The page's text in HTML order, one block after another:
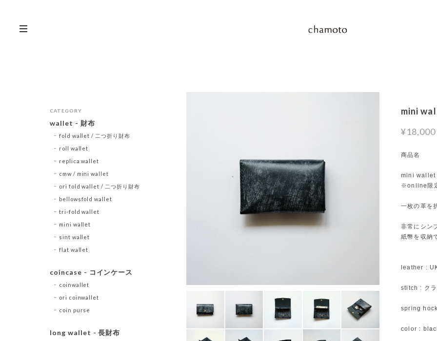
mini
¥18,000
商品名
mini wallet
※online限
一枚の革を
非常にシン
紙幣を収納
leather :
stitch : クラ
spring
color :
CATEGORY
wallet - 財布
fold wallet / 二つ折り財布
roll wallet
replica wallet
cmw / mini wallet
ori fold wallet / 二つ折り財布
bellowsfold wallet
tri-fold wallet
mini wallet
sint wallet
flat wallet
coincase - コインケース
coinwallet
ori coinwallet
coin purse
long wallet - 長財布